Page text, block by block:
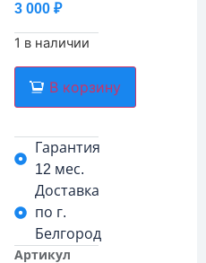
3 000 ₽
1 в наличии
В корзину
Гарантия
12 мес.
Доставка
по г.
Белгород
Артикул